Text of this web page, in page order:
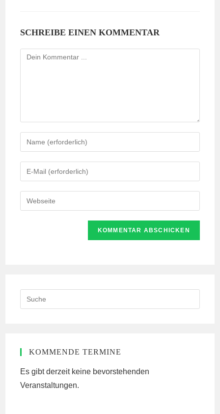
SCHREIBE EINEN KOMMENTAR
Kommentieren
deinen
Namen
oder
zum
Kommentieren
deine
E-
Mail-
deine
this
KOMMENDE TERMINE
Es gibt derzeit keine bevorstehenden
Veranstaltungen.